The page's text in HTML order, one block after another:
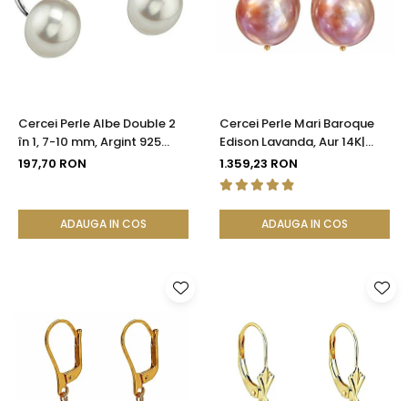
Seturi Perle cu Argint
Brățări cu Perle
Pandantive cu Perle
Cercei Perle Albe Double 2
în 1, 7-10 mm, Argint 925
Placat cu Platină |
197,70 RON
ADAUGA IN COS
Cercei Perle Mari Baroque
Edison Lavanda, Aur 14K|
KASKADDA®
1.359,23 RON
ADAUGA IN COS